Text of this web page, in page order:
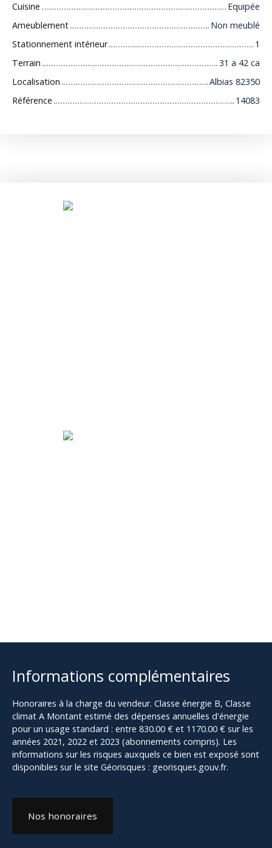
Cuisine
Equipée
Ameublement
Non meublé
Stationnement intérieur
1
Terrain
31 a 42 ca
Localisation
Albias 82350
Référence
14083
Informations complémentaires
Honoraires à la charge du vendeur. Classe énergie B, Classe
climat A Montant estimé des dépenses annuelles d'énergie
pour un usage standard : entre 830.00 € et 1170.00 € sur les
années 2021, 2022 et 2023 (abonnements compris). Les
informations sur les risques auxquels ce bien est exposé sont
disponibles sur le site Géorisques : georisques.gouv.fr.
Nos honoraires